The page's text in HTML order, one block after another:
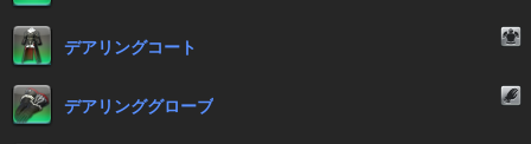
デアリングコート
デアリンググローブ